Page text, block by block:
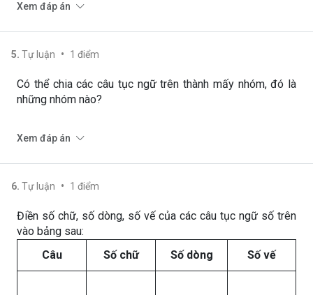
Xem đáp án
5. Tự luận • 1 điểm
Có thể chia các câu tục ngữ trên thành mấy nhóm, đó là
những nhóm nào?
Xem đáp án
6. Tự luận • 1 điểm
Điền số chữ, số dòng, số vế của các câu tục ngữ số trên
vào bảng sau:
Câu
Số chữ Số dòng Số vế